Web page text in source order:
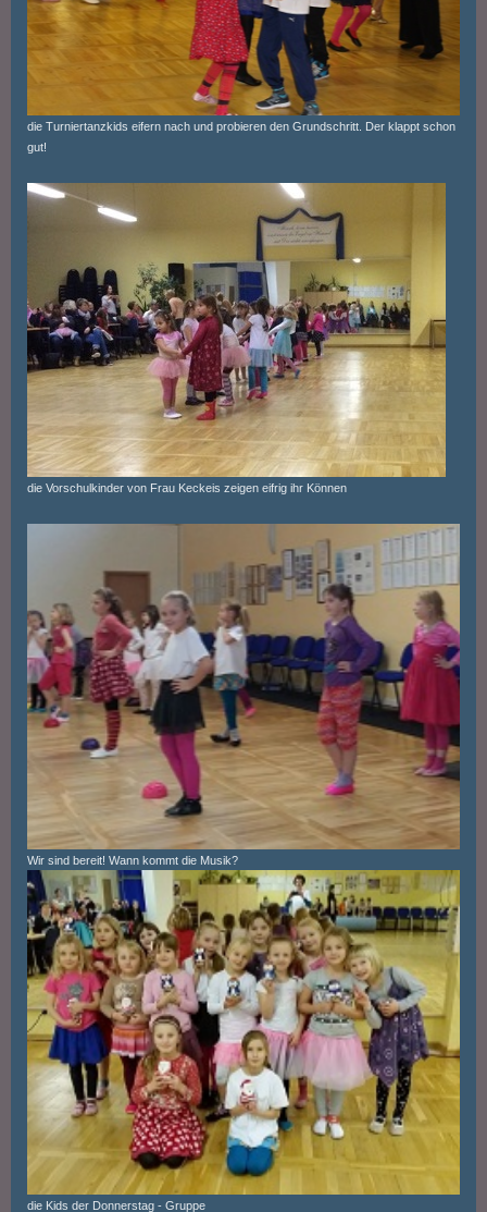
die Turniertanzkids eifern nach und probieren den Grundschritt. Der klappt schon
gut!
die Vorschulkinder von Frau Keckeis zeigen eifrig ihr Können
Wir sind bereit! Wann kommt die Musik?
die Kids der Donnerstag - Gruppe